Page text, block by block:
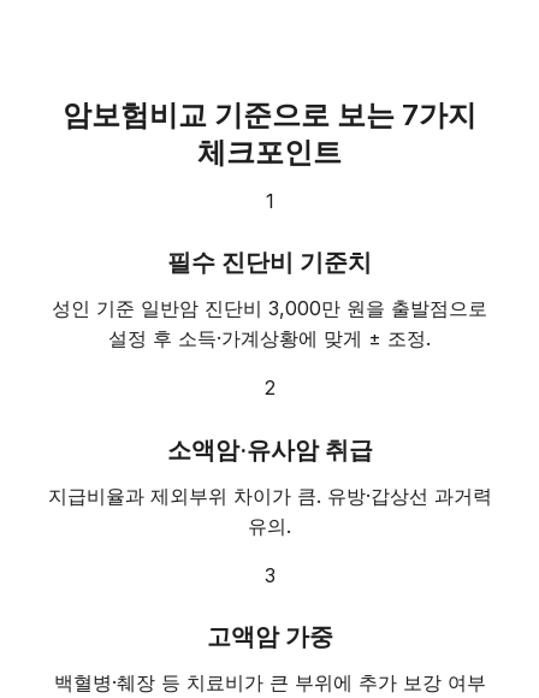
암보험비교 기준으로 보는 7가지
체크포인트
1
필수 진단비 기준치
성인 기준 일반암 진단비 3,000만 원을 출발점으로
설정 후 소득·가계상황에 맞게 ± 조정.
2
소액암·유사암 취급
지급비율과 제외부위 차이가 큼. 유방·갑상선 과거력
유의.
3
고액암 가중
백혈병·췌장 등 치료비가 큰 부위에 추가 보강 여부